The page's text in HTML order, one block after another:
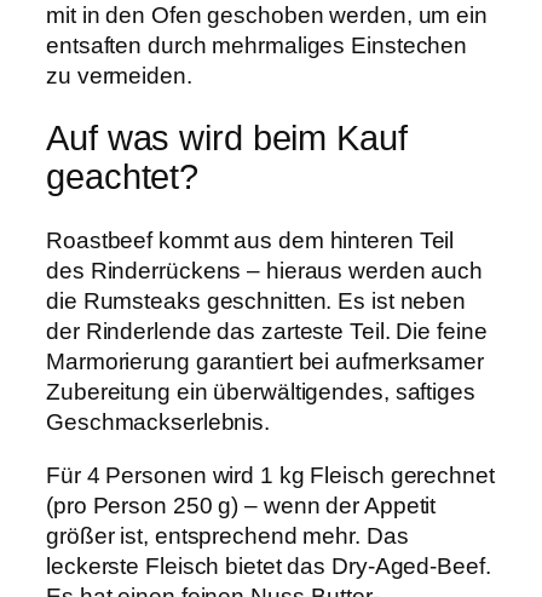
mit in den Ofen geschoben werden, um ein
entsaften durch mehrmaliges Einstechen
zu vermeiden.
Auf was wird beim Kauf
geachtet?
Roastbeef kommt aus dem hinteren Teil
des Rinderrückens – hieraus werden auch
die Rumsteaks geschnitten. Es ist neben
der Rinderlende das zarteste Teil. Die feine
Marmorierung garantiert bei aufmerksamer
Zubereitung ein überwältigendes, saftiges
Geschmackserlebnis.
Für 4 Personen wird 1 kg Fleisch gerechnet
(pro Person 250 g) – wenn der Appetit
größer ist, entsprechend mehr. Das
leckerste Fleisch bietet das Dry-Aged-Beef.